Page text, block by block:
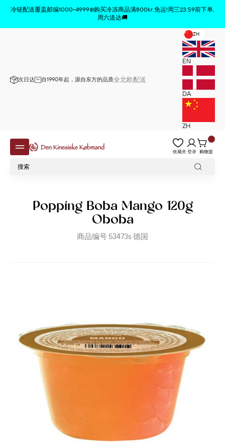
冷链配送覆盖邮编1000–4999❄️购买冷冻商品满800kr.免运!周三23:59前下单,
周六送达🚚
次日达 自1990年起，源自东方的品质全北欧配送
ZH
EN
DA
ZH
收藏夹登录 购物篮
Popping Boba Mango 120g
Oboba
商品编号 53473s德国
商品已从购物车中删除 x